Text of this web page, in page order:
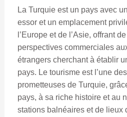
La Turquie est un pays avec
essor et un emplacement
l’Europe et de l’Asie, offrant
perspectives commerciales
étrangers cherchant à établir
pays. Le tourisme est l’une
prometteuses de Turquie,
pays, à sa riche histoire et au
stations balnéaires et de lieux